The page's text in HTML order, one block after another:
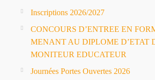
Inscriptions 2026/2027
CONCOURS D’ENTREE EN
MENANT AU DIPLOME D’ETAT
MONITEUR EDUCATEUR
Journées Portes Ouvertes 2026